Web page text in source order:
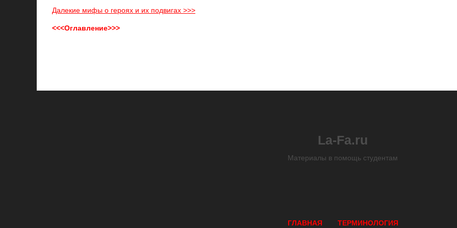
Далекие мифы о героях и их подвигах >>>
<<<Оглавление>>>
La-Fa.ru
Материалы в помощь студентам
ГЛАВНАЯ ТЕРМИНОЛОГИЯ